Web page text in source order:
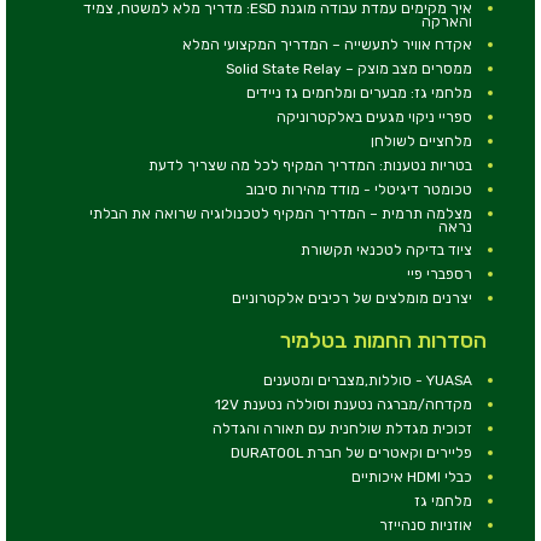
איך מקימים עמדת עבודה מוגנת ESD: מדריך מלא למשטח, צמיד
והארקה
אקדח אוויר לתעשייה – המדריך המקצועי המלא
ממסרים מצב מוצק – Solid State Relay
מלחמי גז: מבערים ומלחמים גז ניידים
ספריי ניקוי מגעים באלקטרוניקה
מלחציים לשולחן
בטריות נטענות: המדריך המקיף לכל מה שצריך לדעת
טכומטר דיגיטלי - מודד מהירות סיבוב
מצלמה תרמית – המדריך המקיף לטכנולוגיה שרואה את הבלתי
נראה
ציוד בדיקה לטכנאי תקשורת
רספברי פיי
יצרנים מומלצים של רכיבים אלקטרוניים
הסדרות החמות בטלמיר
YUASA - סוללות,מצברים ומטענים
מקדחה/מברגה נטענת וסוללה נטענת 12V
זכוכית מגדלת שולחנית עם תאורה והגדלה
פליירים וקאטרים של חברת DURATOOL
כבלי HDMI איכותיים
מלחמי גז
אוזניות סנהייזר